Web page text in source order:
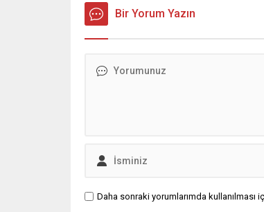
Bir Yorum Yazın
Daha sonraki yorumlarımda kullanılması